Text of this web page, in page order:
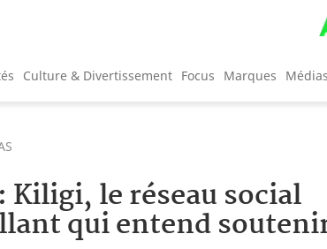
Culture & Divertissement Focus Marques Médias
Kiligi, le réseau social
qui entend